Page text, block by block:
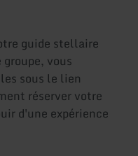
guide stellaire
vous
sous le lien
réserver votre
d'une expérience